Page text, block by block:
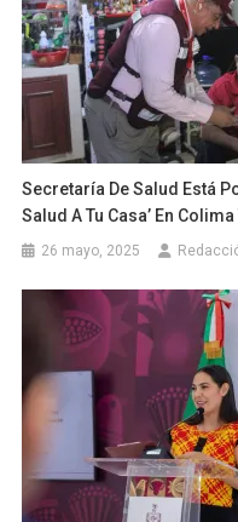
Secretaría De Salud Está
Salud A Tu Casa’ En
26 mayo, 2025